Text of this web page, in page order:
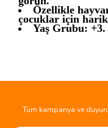
Özellikle
çocuklar için
Yaş Grubu: +3.
kullanarak tarafımıza
Görüş ve önerileriniz
Tüm kampanya ve